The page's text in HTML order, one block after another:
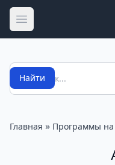
Открыть меню
Поиск
Найти
Главная » Программы